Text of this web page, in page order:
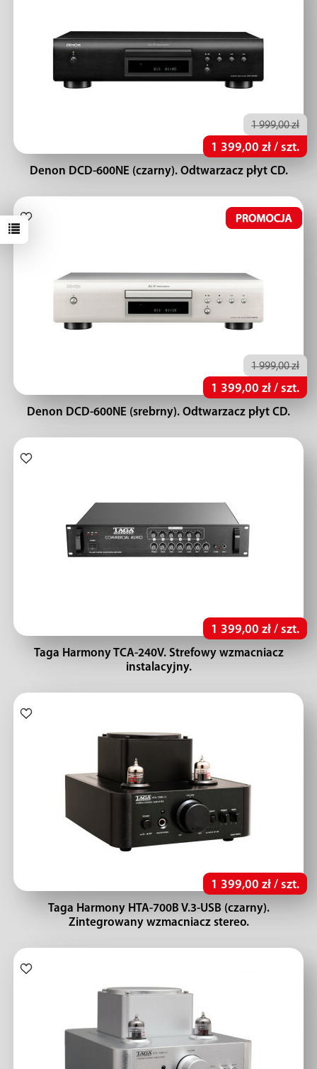
1 999,00 zł
1 399,00 zł / szt.
Denon DCD-600NE (czarny). Odtwarzacz płyt CD.
1 999,00 zł
1 399,00 zł / szt.
Denon DCD-600NE (srebrny). Odtwarzacz płyt CD.
1 399,00 zł / szt.
Taga Harmony TCA-240V. Strefowy wzmacniacz
instalacyjny.
1 399,00 zł / szt.
Taga Harmony HTA-700B V.3-USB (czarny).
Zintegrowany wzmacniacz stereo.